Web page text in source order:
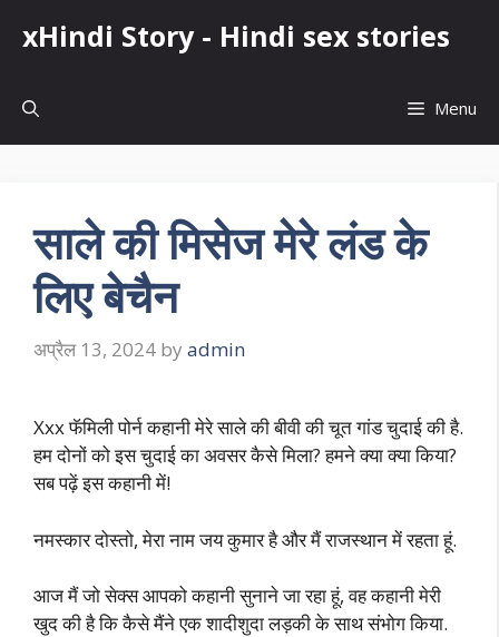
xHindi Story - Hindi sex stories
Menu
साले की मिसेज मेरे लंड के
लिए बेचैन
अप्रैल 13, 2024 by admin
Xxx फॅमिली पोर्न कहानी मेरे साले की बीवी की चूत गांड चुदाई की है.
हम दोनों को इस चुदाई का अवसर कैसे मिला? हमने क्या क्या किया?
सब पढ़ें इस कहानी में!
नमस्कार दोस्तो, मेरा नाम जय कुमार है और मैं राजस्थान में रहता हूं.
आज मैं जो सेक्स आपको कहानी सुनाने जा रहा हूं, वह कहानी मेरी
खुद की है कि कैसे मैंने एक शादीशुदा लड़की के साथ संभोग किया.